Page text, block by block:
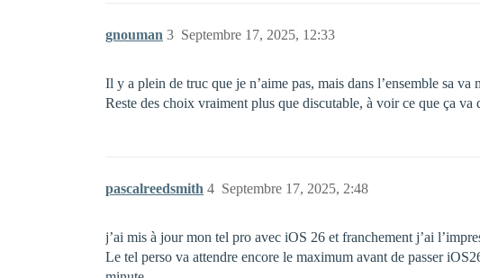
gnouman Septembre 17, 2025, 12:33
3
Il y a plein de truc que je n’aime pas, mais dans l’ensemble sa va
Reste des choix vraiment plus que discutable, à voir ce que ça va
pascalreedsmith Septembre 17, 2025, 2:48
4
j’ai mis à jour mon tel pro avec iOS 26 et franchement j’ai
Le tel perso va attendre encore le maximum avant de passer